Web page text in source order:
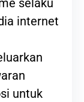
selaku
internet
untuk